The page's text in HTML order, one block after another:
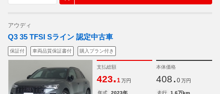
アウディ
Q3 35 TFSI Sライン 認定中古車
保証付 車両品質保証書付 購入プラン付き
支払総額
423.1 万円
本体価格
408. 0 万円
年式 2023年 走行
1.6万km